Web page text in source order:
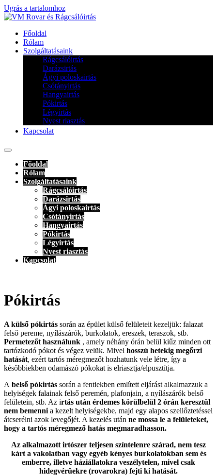
Ugrás a tartalomhoz
Főoldal
Rólam
Szolgáltatásaink
Rágcsálóirtás
Darázsirtás
Ágyi poloskairtás
Csótányirtás
Hangyairtás
Pókirtás
Légyirtás
Nyest riasztás
Kapcsolat
Főoldal
Rólam
Szolgáltatásaink
Rágcsálóirtás
Darázsirtás
Ágyi poloskairtás
Csótányirtás
Hangyairtás
Pókirtás
Légyirtás
Nyest riasztás
Kapcsolat
Pókirtás
A külső pókirtás során az épület külső felületeit kezeljük: falazat
felső pereme, nyílászárók, burkolatok, ereszek, teraszok, stb.
Permetezőt használunk , amely néhány órán belül kiűz minden ott
tartózkodó pókot és végez velük. Mivel hosszú hetekig megőrzi
hatását, ezért tartós méregmezőt hozhatunk vele létre, így a
későbbiekben odamászó pókokat is elriasztja/elpusztítja.
A belső pókirtás során a fentiekben említett eljárást alkalmazzuk a
helyiségek falainak felső peremén, plafonjain, a nyílászárók belső
felületein, stb. Az irtás után érdemes körülbelül 2 órán keresztül
nem bemenni a kezelt helyiségekbe, majd egy alapos szellőztetéssel
átcserélni azok levegőjét. A kezelés után ne mossa le a felületeket,
hogy a tartós méregmező hatás megmaradhasson.
Az alkalmazott irtószer teljesen színtelenre szárad, nem tesz
kárt a vakolatban vagy egyéb kényes burkolatokban sem és
emberre, illetve háziállatokra veszélytelen, mivel csak
hidegvérűekre (rovarokra) fejti ki hatását.